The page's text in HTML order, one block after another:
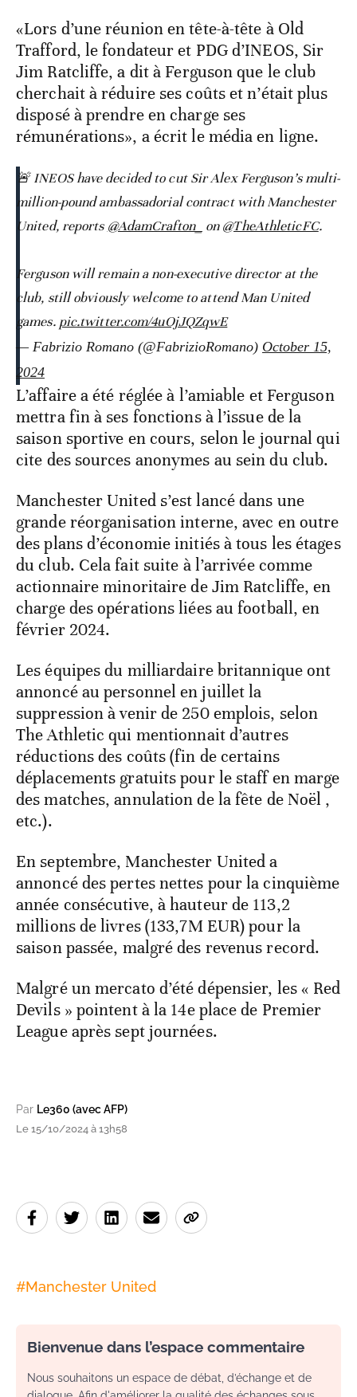
«Lors d’une réunion en tête-à-tête à Old
Trafford, le fondateur et PDG d’INEOS, Sir
Jim Ratcliffe, a dit à Ferguson que le club
cherchait à réduire ses coûts et n’était plus
disposé à prendre en charge ses
rémunérations», a écrit le média en ligne.
🚨 INEOS have decided to cut Sir Alex Ferguson’s multi-
million-pound ambassadorial contract with Manchester
United, reports @AdamCrafton_ on@TheAthleticFC.
Ferguson will remain a non-executive director at the
club, still obviously welcome to attend Man United
games. pic.twitter.com/4uOjJQZqwE
— Fabrizio Romano (@FabrizioRomano) October 15,
2024
L’affaire a été réglée à l’amiable et Ferguson
mettra fin à ses fonctions à l’issue de la
saison sportive en cours, selon le journal qui
cite des sources anonymes au sein du club.
Manchester United s’est lancé dans une
grande réorganisation interne, avec en outre
des plans d’économie initiés à tous les étages
du club. Cela fait suite à l’arrivée comme
actionnaire minoritaire de Jim Ratcliffe, en
charge des opérations liées au football, en
février 2024.
Les équipes du milliardaire britannique ont
annoncé au personnel en juillet la
suppression à venir de 250 emplois, selon
The Athletic qui mentionnait d’autres
réductions des coûts (fin de certains
déplacements gratuits pour le staff en marge
des matches, annulation de la fête de Noël ,
etc.).
En septembre, Manchester United a
annoncé des pertes nettes pour la cinquième
année consécutive, à hauteur de 113,2
millions de livres (133,7M EUR) pour la
saison passée, malgré des revenus record.
Malgré un mercato d’été dépensier, les « Red
Devils » pointent à la 14e place de Premier
League après sept journées.
Par Le360 (avec AFP)
Le 15/10/2024 à 13h58
#Manchester United
Bienvenue dans l’espace commentaire
Nous souhaitons un espace de débat, d’échange et de